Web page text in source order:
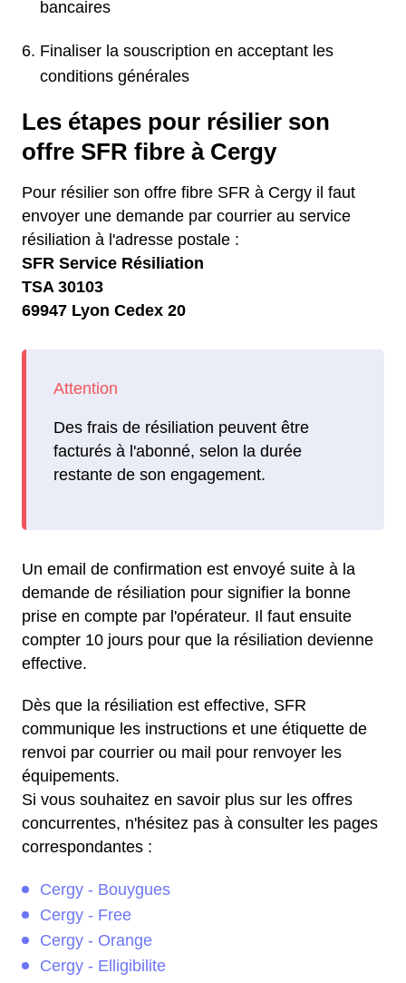
bancaires
Finaliser la souscription en acceptant les
conditions générales
Les étapes pour résilier son
offre SFR fibre à Cergy
Pour résilier son offre fibre SFR à Cergy il faut
envoyer une demande par courrier au service
résiliation à l'adresse postale :
SFR Service Résiliation
TSA 30103
69947 Lyon Cedex 20
Des frais de résiliation peuvent être
facturés à l'abonné, selon la durée
restante de son engagement.
Un email de confirmation est envoyé suite à la
demande de résiliation pour signifier la bonne
prise en compte par l'opérateur. Il faut ensuite
compter 10 jours pour que la résiliation devienne
effective.
Dès que la résiliation est effective, SFR
communique les instructions et une étiquette de
renvoi par courrier ou mail pour renvoyer les
équipements.
Si vous souhaitez en savoir plus sur les offres
concurrentes, n'hésitez pas à consulter les pages
correspondantes :
Cergy - Bouygues
Cergy - Free
Cergy - Orange
Cergy - Elligibilite